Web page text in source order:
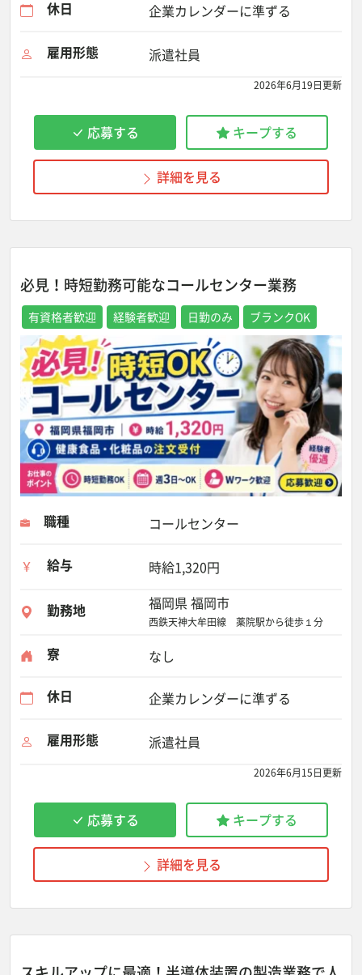
休日 企業カレンダーに準ずる
雇用形態 派遣社員
2026年6月19日更新
応募する キープする
詳細を見る
必見！時短勤務可能なコールセンター業務
有資格者歓迎 経験者歓迎 日勤のみ ブランクOK
職種 コールセンター
給与 時給1,320円
勤務地 福岡県 福岡市
西鉄天神大牟田線 薬院駅から徒歩１分
寮 なし
休日 企業カレンダーに準ずる
雇用形態 派遣社員
2026年6月15日更新
応募する キープする
詳細を見る